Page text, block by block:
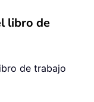
libro de
de trabajo